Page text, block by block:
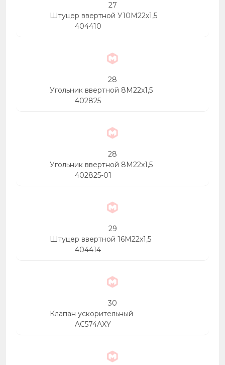
27
Штуцер ввертной У10М22х1,5
404410
28
Угольник ввертной 8М22х1,5
402825
28
Угольник ввертной 8М22х1,5
402825-01
29
Штуцер ввертной 16М22х1,5
404414
30
Клапан ускорительный
AC574AXY